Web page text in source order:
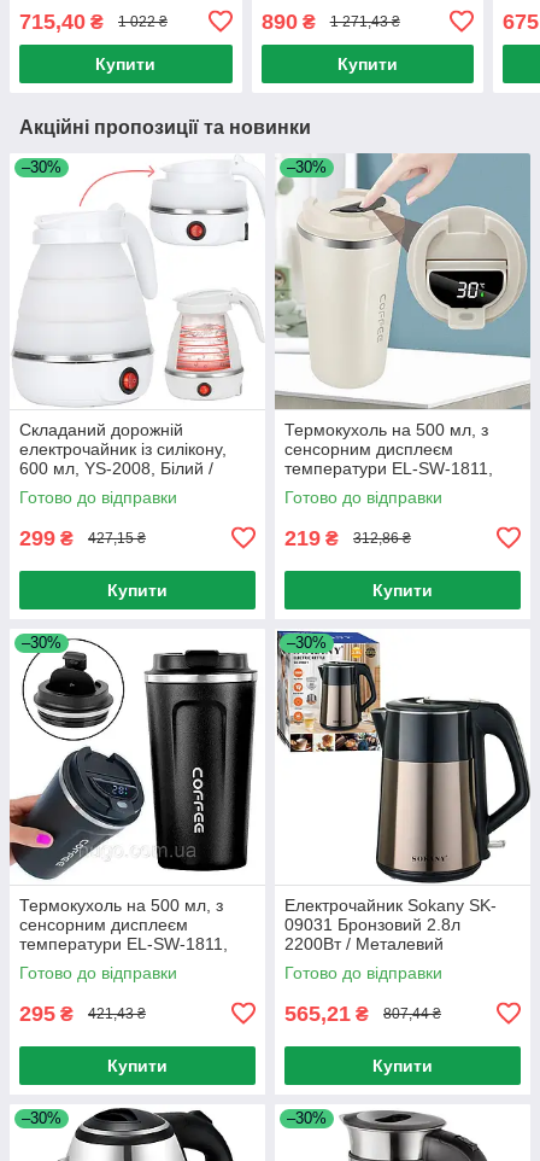
715,40 ₴ 1 022 ₴
Купити
Кухонний чайник дисковий
890₴ 1 271,43 ₴
Купити
675
Акційні пропозиції та новинки
–30%
Складаний дорожній
електрочайник із силікону,
600 мл, YS-2008, Білий /
Маленький електричний
чайник
Готово до відправки
299 ₴ 427,15 ₴
Купити
–30%
Термокухоль на 500 мл, з
сенсорним дисплеєм
температури EL-SW-1811,
Біла / Термочашка з
датчиком температури
Готово до відправки
219 ₴ 312,86 ₴
Купити
–30%
Термокухоль на 500 мл, з
сенсорним дисплеєм
температури EL-SW-1811,
Чорна / Термочашка з
датчиком температури
Готово до відправки
295 ₴ 421,43 ₴
Купити
–30%
Електрочайник Sokany SK-
09031 Бронзовий 2.8л
2200Вт / Металевий
електрочайник
Готово до відправки
565,21 ₴ 807,44 ₴
Купити
–30% –30%